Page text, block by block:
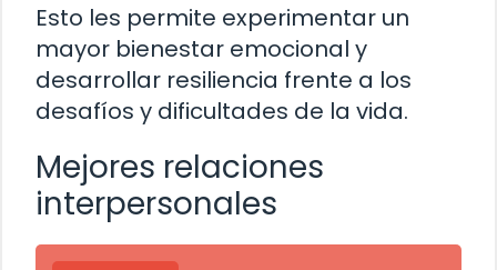
Esto les permite experimentar un
mayor bienestar emocional y
desarrollar resiliencia frente a los
desafíos y dificultades de la vida.
Mejores relaciones
interpersonales